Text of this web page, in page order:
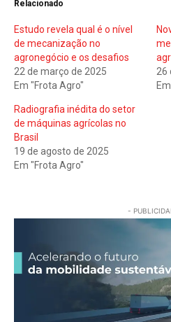
Relacionado
Estudo revela qual é o nível
de mecanização no
agronegócio e os desafios
22 de março de 2025
Em "Frota Agro"
26
Radiografia inédita do setor
de máquinas agrícolas no
Brasil
19 de agosto de 2025
Em "Frota Agro"
-